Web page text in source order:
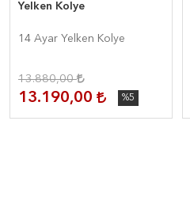
Yelken Kolye
14 Ayar Yelken Kolye
13.880,00
13.190,00 %5